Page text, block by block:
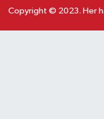
Copyright © 2023. Her